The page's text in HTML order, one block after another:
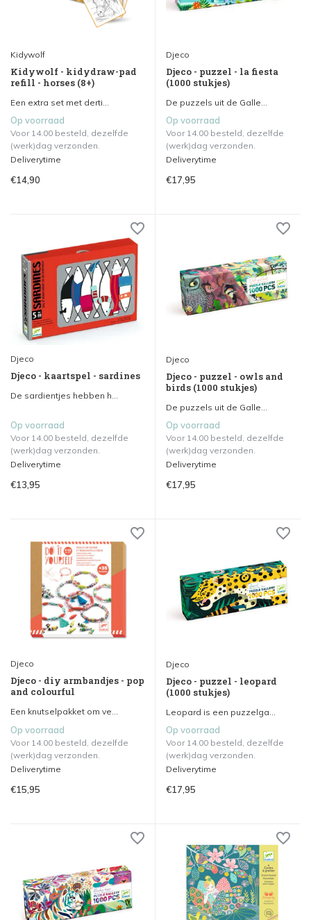
Kidywolf
Kidywolf - kidydraw-pad
refill - horses (8+)
Een extra set met derti...
Op voorraad
Voor 14.00 besteld, dezelfde
(werk)dag verzonden.
Deliverytime
€14,90
Djeco
Djeco - puzzel - la fiesta
(1000 stukjes)
De puzzels uit de Galle...
Op voorraad
Voor 14.00 besteld, dezelfde
(werk)dag verzonden.
Deliverytime
€17,95
Djeco
Djeco - kaartspel - sardines
De sardientjes hebben h...
Op voorraad
Voor 14.00 besteld, dezelfde
(werk)dag verzonden.
Deliverytime
€13,95
Djeco
Djeco - puzzel - owls and
birds (1000 stukjes)
De puzzels uit de Galle...
Op voorraad
Voor 14.00 besteld, dezelfde
(werk)dag verzonden.
Deliverytime
€17,95
Djeco
Djeco - diy armbandjes - pop
and colourful
Een knutselpakket om ve...
Op voorraad
Voor 14.00 besteld, dezelfde
(werk)dag verzonden.
Deliverytime
€15,95
Djeco
Djeco - puzzel - leopard
(1000 stukjes)
Leopard is een puzzelga...
Op voorraad
Voor 14.00 besteld, dezelfde
(werk)dag verzonden.
Deliverytime
€17,95